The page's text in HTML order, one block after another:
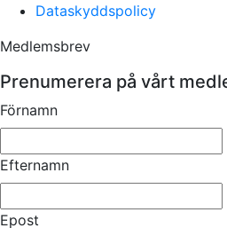
Dataskyddspolicy
Medlemsbrev
Prenumerera på vårt
Förnamn
Efternamn
Epost